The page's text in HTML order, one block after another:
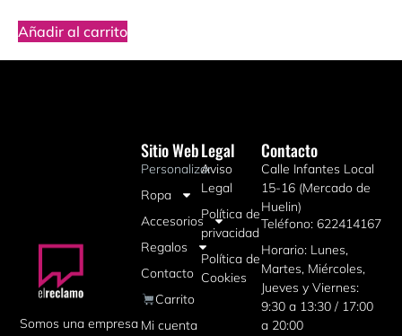
Añadir al carrito
Somos una empresa
Legal
Aviso
Legal
Política de
privacidad
Política de
Cookies
Sitio Web
Personalizar
Ropa
Accesorios
Regalos
Contacto
Carrito
Mi cuenta
Contacto
Calle Infantes Local
15-16 (Mercado de
Huelin)
Teléfono: 622414167
Horario: Lunes,
Martes, Miércoles,
Jueves y Viernes:
9:30 a 13:30 / 17:00
a 20:00